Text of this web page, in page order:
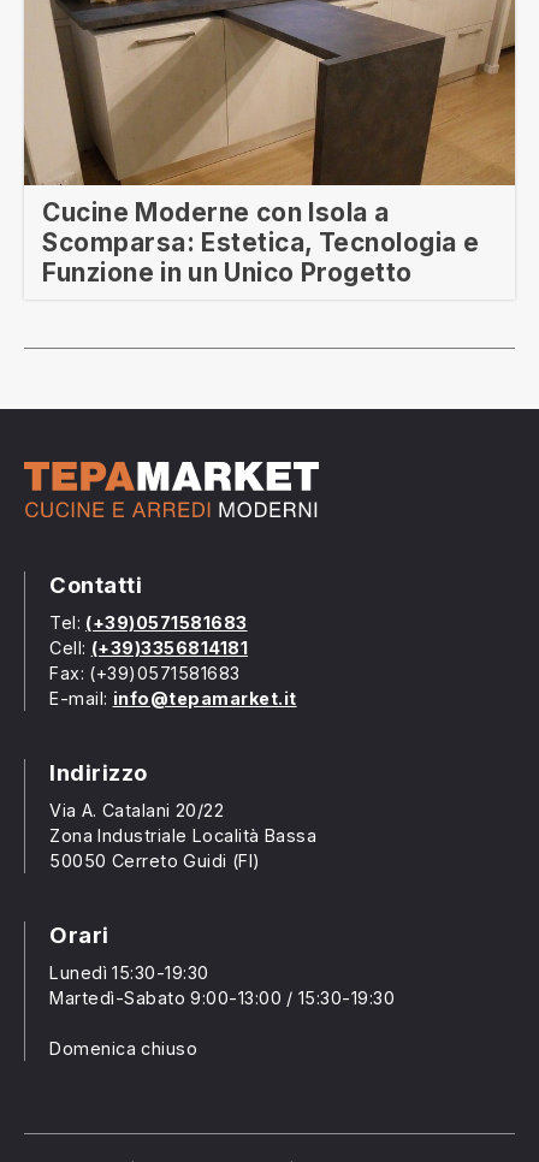
Cucine Moderne con Isola a
Scomparsa: Estetica, Tecnologia e
Funzione in un Unico Progetto
Contatti
Tel: (+39)0571581683
Cell: (+39)3356814181
Fax: (+39)0571581683
E-mail: info@tepamarket.it
Indirizzo
Via A. Catalani 20/22
Zona Industriale Località Bassa
50050 Cerreto Guidi (FI)
Orari
Lunedì 15:30-19:30
Martedì-Sabato 9:00-13:00 / 15:30-19:30
Domenica chiuso